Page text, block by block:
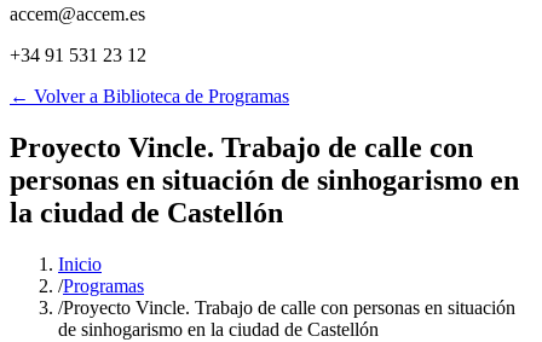
accem@accem.es
+34 91 531 23 12
← Volver a Biblioteca de Programas
Proyecto Vincle. Trabajo de calle con
personas en situación de sinhogarismo en
la ciudad de Castellón
Inicio
/Programas
/Proyecto Vincle. Trabajo de calle con personas en situación
de sinhogarismo en la ciudad de Castellón